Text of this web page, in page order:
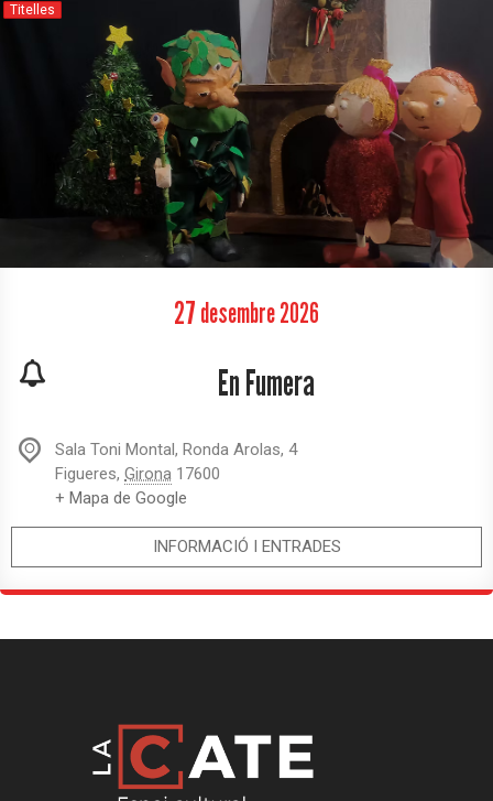
27 desembre2026
Titelles
En Fumera
Sala Toni Montal, Ronda Arolas, 4
Figueres, Girona 17600
+ Mapa de Google
INFORMACIÓ I ENTRADES